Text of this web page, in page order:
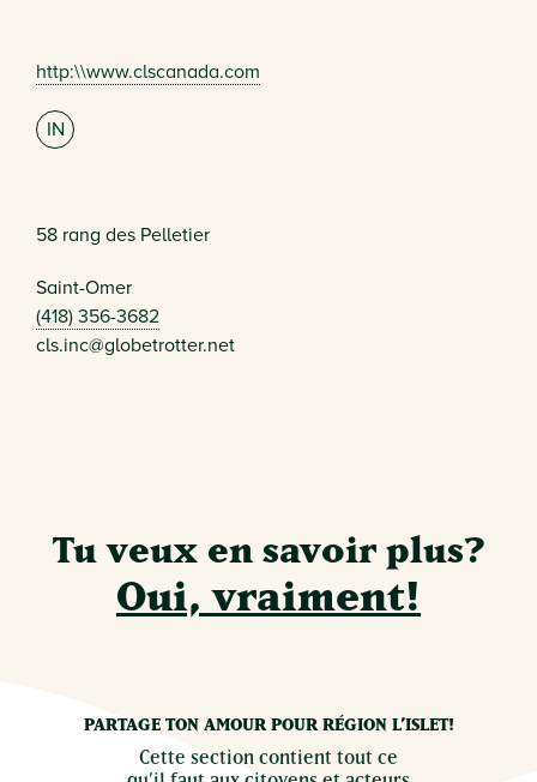
http:\\www.clscanada.com
IN
58 rang des Pelletier
Saint-Omer
(418) 356-3682
cls.inc@globetrotter.net
Tu veux en savoir plus?
Oui, vraiment!
PARTAGE TON AMOUR POUR RÉGION L’ISLET!
Cette section contient tout ce